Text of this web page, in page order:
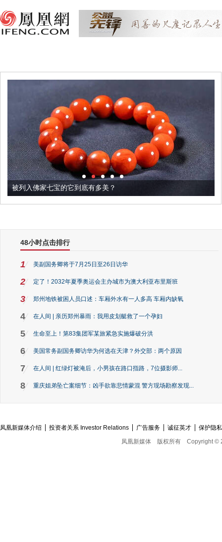
被列入佛家七宝的它到底有多美？
48小时点击排行
1 美副国务卿将于7月25日至26日访华
2 定了！2032年夏季奥运会主办城市为澳大利亚布里斯班
3 郑州地铁被困人员口述：车厢外水有一人多高 车厢内缺氧
4 在人间 | 亲历郑州暴雨：我用皮划艇救了一个孕妇
5 生命至上！第83集团军某旅紧急实施爆破分洪
6 美国常务副国务卿访华为何选在天津？外交部：两个原因
7 在人间 | 红绿灯被淹后，小男孩在路口指路，7位摄影师...
8 重庆姐弟坠亡案细节：凶手欲靠悲情蒙混 警方现场勘察发现...
凤凰新媒体介绍 投资者关系 Investor Relations 广告服务 诚征英才
保护隐
凤凰新媒体
版权所有 Copyright ©